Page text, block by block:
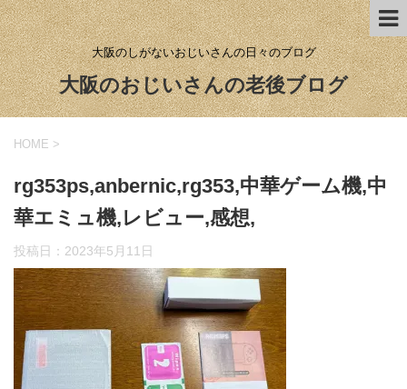
大阪のしがないおじいさんの日々のブログ
大阪のおじいさんの老後ブログ
HOME >
rg353ps,anbernic,rg353,中華ゲーム機,中
華エミュ機,レビュー,感想,
投稿日： 2023年5月11日